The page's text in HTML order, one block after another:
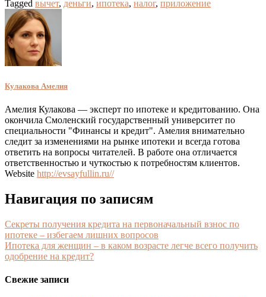
Tagged вычет, деньги, ипотека, налог, приложение
Кулакова Амелия
Амелия Кулакова — эксперт по ипотеке и кредитованию. Она
окончила Смоленский государственный университет по
специальности "Финансы и кредит". Амелия внимательно
следит за изменениями на рынке ипотеки и всегда готова
ответить на вопросы читателей. В работе она отличается
ответственностью и чуткостью к потребностям клиентов.
Website http://evsayfullin.ru//
Навигация по записям
Секреты получения кредита на первоначальный взнос по
ипотеке – избегаем лишних вопросов
Ипотека для женщин – в каком возрасте легче всего получить
одобрение на кредит?
Свежие записи